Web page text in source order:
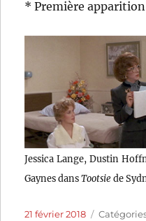
* Première apparition
Jessica Lange, Dustin
Gaynes dansTootsiede
Publié
21 février 2018